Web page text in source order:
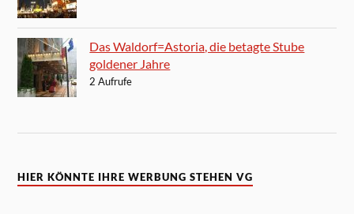
Das Waldorf=Astoria, die betagte Stube
goldener Jahre
2 Aufrufe
HIER KÖNNTE IHRE WERBUNG STEHEN VG